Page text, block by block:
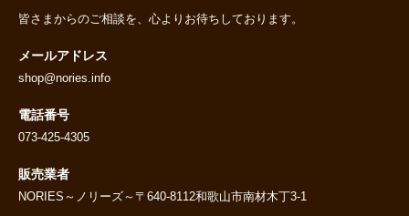
皆さまからのご相談を、心よりお待ちしております。
メールアドレス
shop@nories.info
電話番号
073-425-4305
販売業者
NORIES～ノリーズ～〒640-8112和歌山市南材木丁3-1